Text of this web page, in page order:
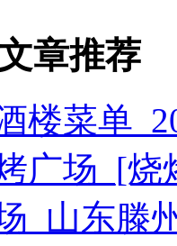
章推荐
楼菜单
广场_[
_山东滕